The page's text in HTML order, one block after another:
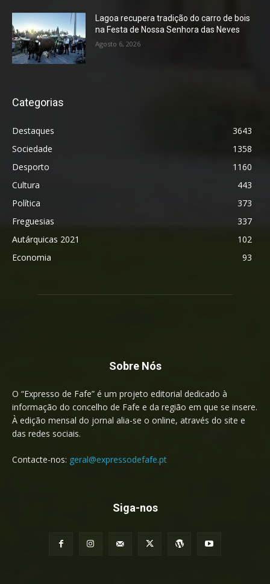
Lagoa recupera tradição do carro de bois
na Festa de Nossa Senhora das Neves
Agosto 6, 2026
Categorias
Destaques
3643
Sociedade
1358
Desporto
1160
Cultura
443
Política
373
Freguesias
337
Autárquicas 2021
102
Economia
93
Sobre Nós
O “Expresso de Fafe” é um projeto editorial dedicado à
informação do concelho de Fafe e da região em que se insere.
À edição mensal do jornal alia-se o online, através do site e
das redes sociais.
Contacte-nos: geral@expressodefafe.pt
Siga-nos